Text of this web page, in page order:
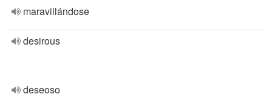
maravillándose
desirous
deseoso